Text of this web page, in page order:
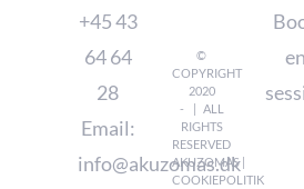
+45 43
64 64
28
Email:
info@akuzomas.dk
©
COPYRIGHT
2020
- | ALL
RIGHTS
RESERVED
AKUZOMAS |
COOKIEPOLITIK
en